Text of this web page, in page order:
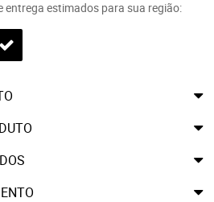
entrega estimados para sua região: